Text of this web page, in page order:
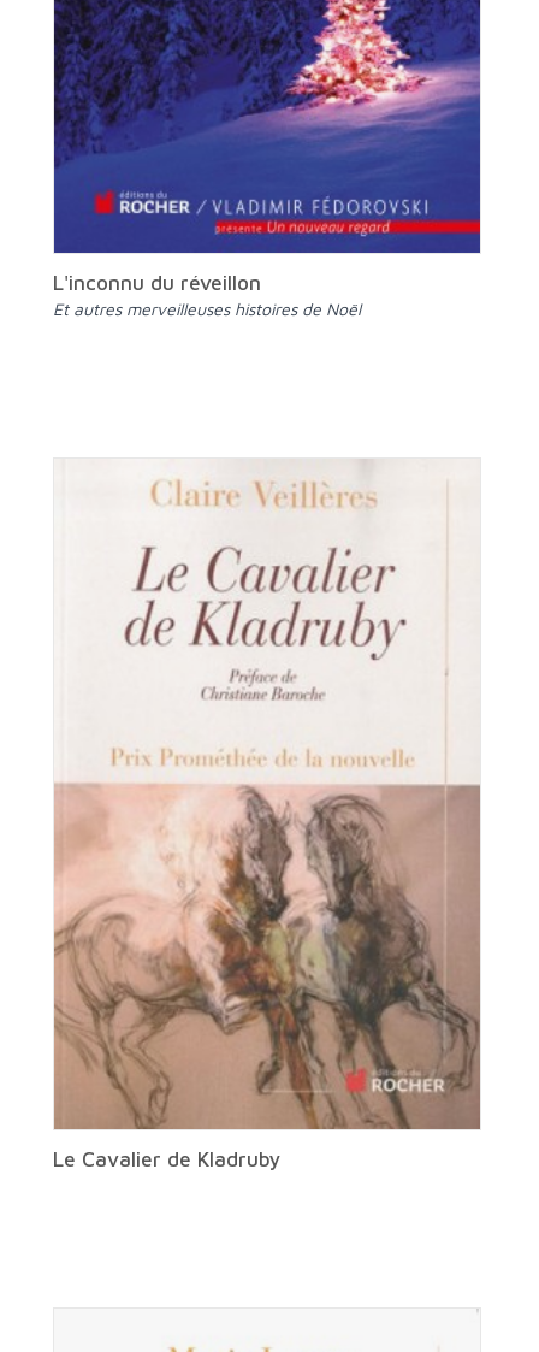
L'inconnu du réveillon
Et autres merveilleuses histoires de Noël
Le Cavalier de Kladruby